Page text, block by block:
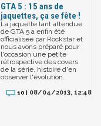
GTA 5 : 15 ans de
jaquettes, ça se fête !
La jaquette tant attendue
de GTA 5 a enfin été
officialisée par Rockstar et
nous avons préparé pour
l'occasion une petite
rétrospective des covers
de la série, histoire d'en
observer l'évolution.
10 | 08/04/2013, 12:48